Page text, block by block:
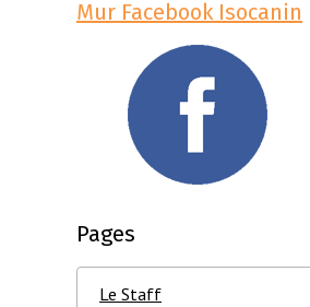
Mur Facebook Isocanin
Pages
Le Staff